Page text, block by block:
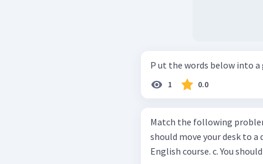
1 0.0
Match the following
should move your desk to a different
English course.